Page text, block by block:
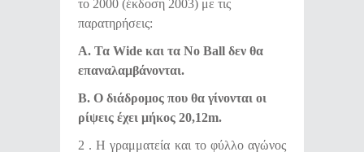
το 2000 (έκδοση 2003) με τις
παρατηρήσεις:
Α. Τα Wide και τα No Ball δεν θα
επαναλαμβάνονται.
Β. Ο διάδρομος που θα γίνονται οι
ρίψεις έχει μήκος 20,12m.
2 . Η γραμματεία και το φύλλο αγώνος